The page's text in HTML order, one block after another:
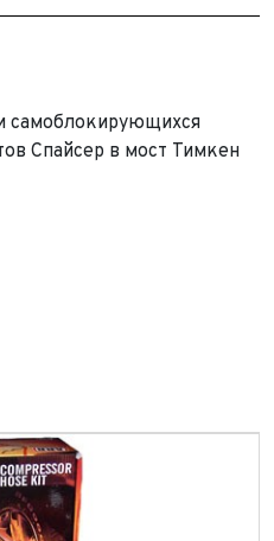
самоблокирующихся
Спайсер в мост Тимкен
оценку